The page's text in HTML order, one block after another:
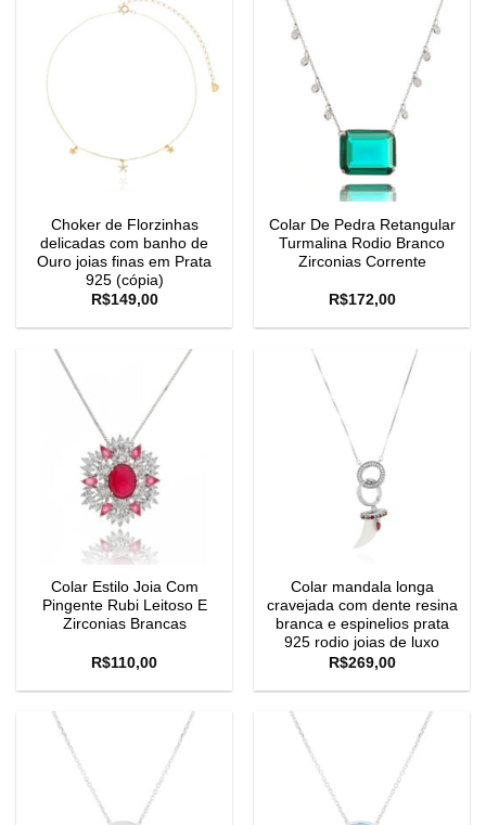
Choker de Florzinhas
delicadas com banho de
Ouro joias finas em Prata
925 (cópia)
R$149,00
Colar De Pedra Retangular
Turmalina Rodio Branco
Zirconias Corrente
R$172,00
Colar Estilo Joia Com
Pingente Rubi Leitoso E
Zirconias Brancas
R$110,00
Colar mandala longa
cravejada com dente resina
branca e espinelios prata
925 rodio joias de luxo
R$269,00